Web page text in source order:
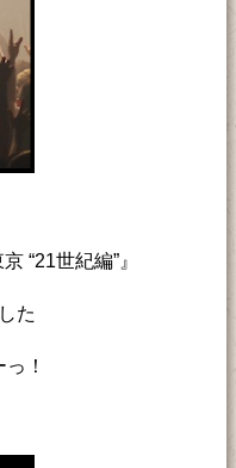
“21世紀編”』
た
！